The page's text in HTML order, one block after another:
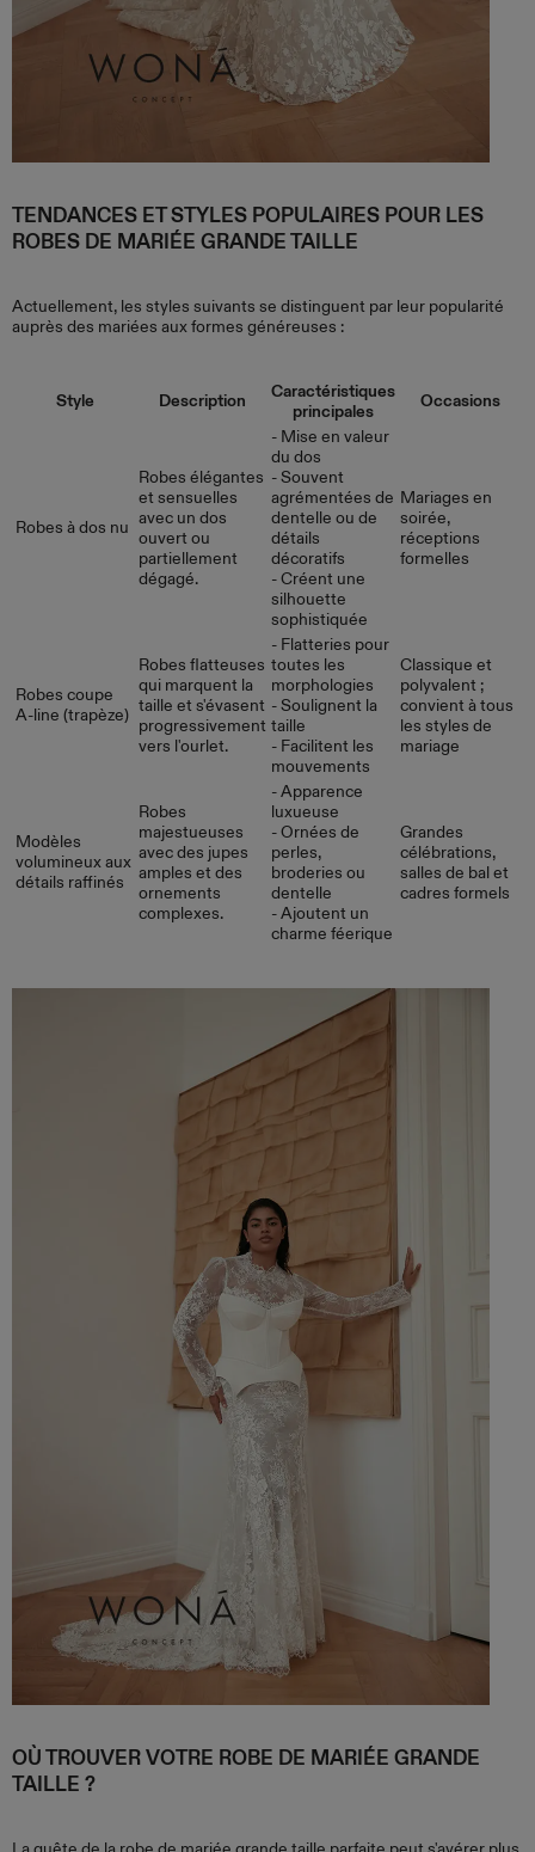
TENDANCES ET STYLES POPULAIRES POUR LES
ROBES DE MARIÉE GRANDE TAILLE
Actuellement, les styles suivants se distinguent par leur popularité
auprès des mariées aux formes généreuses :
Style Description
Caractéristiques
principales
Occasions
Robes à dos nu
Robes élégantes
et sensuelles
avec un dos
ouvert ou
partiellement
dégagé.
- Mise en valeur
du dos
- Souvent
agrémentées de
dentelle ou de
détails
décoratifs
- Créent une
silhouette
sophistiquée
Mariages en
soirée,
réceptions
formelles
Robes coupe
A-line (trapèze)
Robes flatteuses
qui marquent la
taille et s'évasent
progressivement
vers l'ourlet.
- Flatteries pour
toutes les
morphologies
- Soulignent la
taille
- Facilitent les
mouvements
Classique et
polyvalent ;
convient à tous
les styles de
mariage
Modèles
volumineux aux
détails raffinés
Robes
majestueuses
avec des jupes
amples et des
ornements
complexes.
- Apparence
luxueuse
- Ornées de
perles,
broderies ou
dentelle
- Ajoutent un
charme féerique
Grandes
célébrations,
salles de bal et
cadres formels
OÙ TROUVER VOTRE ROBE DE MARIÉE GRANDE
TAILLE ?